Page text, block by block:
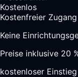
Kostenlos
Kostenfreier Zugang
Keine
Preise inklusive 20
kostenloser Einstieg